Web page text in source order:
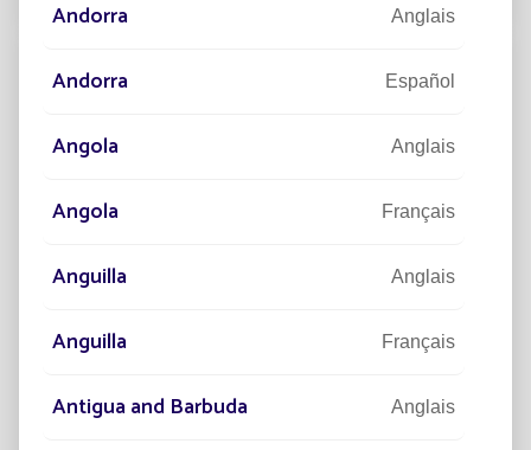
11/10/2023
fusion du solaire et de la technologie
Andorra Anglais
Andorra Español
Angola Anglais
Angola Français
Anguilla Anglais
Anguilla Français
Antigua and Barbuda Anglais